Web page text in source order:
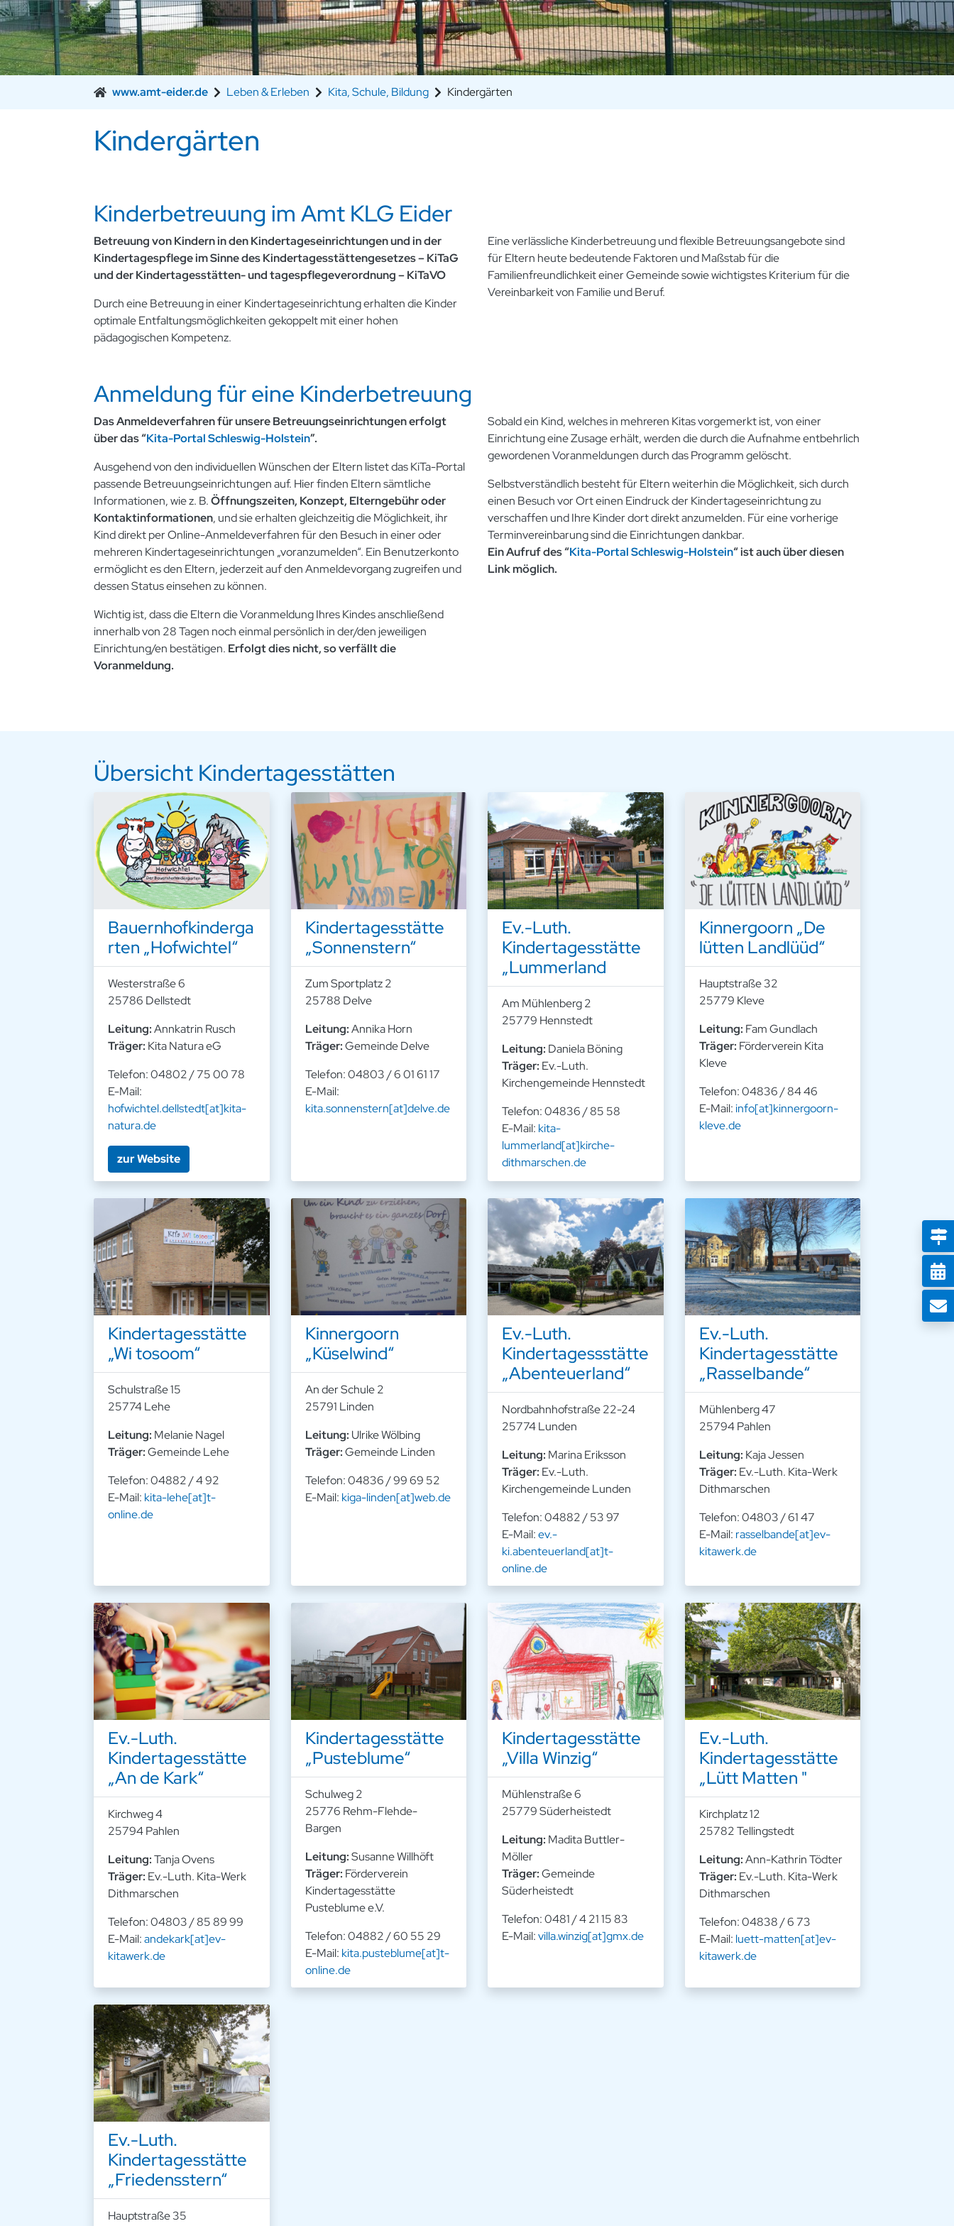
www.amt-eider.de Leben & Erleben Kita, Schule, Bildung Kindergärten
Kindergärten
Kinderbetreuung im Amt KLG Eider
Betreuung von Kindern in den Kindertageseinrichtungen und in der
Kindertagespflege im Sinne des Kindertagesstättengesetzes – KiTaG
und der Kindertagesstätten- und tagespflegeverordnung – KiTaVO
Durch eine Betreuung in einer Kindertageseinrichtung erhalten die Kinder
optimale Entfaltungsmöglichkeiten gekoppelt mit einer hohen
pädagogischen Kompetenz.
Eine verlässliche Kinderbetreuung und flexible Betreuungsangebote sind
für Eltern heute bedeutende Faktoren und Maßstab für die
Familienfreundlichkeit einer Gemeinde sowie wichtigstes Kriterium für die
Vereinbarkeit von Familie und Beruf.
Anmeldung für eine Kinderbetreuung
Das Anmeldeverfahren für unsere Betreuungseinrichtungen erfolgt
über das “Kita-Portal Schleswig-Holstein”.
Ausgehend von den individuellen Wünschen der Eltern listet das KiTa-Portal
passende Betreuungseinrichtungen auf. Hier finden Eltern sämtliche
Informationen, wie z. B.Öffnungszeiten, Konzept, Elterngebühr oder
Kontaktinformationen, und sie erhalten gleichzeitig die Möglichkeit, ihr
Kind direkt per Online-Anmeldeverfahren für den Besuch in einer oder
mehreren Kindertageseinrichtungen „voranzumelden“. Ein Benutzerkonto
ermöglicht es den Eltern, jederzeit auf den Anmeldevorgang zugreifen und
dessen Status einsehen zu können.
Wichtig ist, dass die Eltern die Voranmeldung Ihres Kindes anschließend
innerhalb von 28 Tagen noch einmal persönlich in der/den jeweiligen
Einrichtung/en bestätigen. Erfolgt dies nicht, so verfällt die
Voranmeldung.
Sobald ein Kind, welches in mehreren Kitas vorgemerkt ist, von einer
Einrichtung eine Zusage erhält, werden die durch die Aufnahme entbehrlich
gewordenen Voranmeldungen durch das Programm gelöscht.
Selbstverständlich besteht für Eltern weiterhin die Möglichkeit, sich durch
einen Besuch vor Ort einen Eindruck der Kindertageseinrichtung zu
verschaffen und Ihre Kinder dort direkt anzumelden. Für eine vorherige
Terminvereinbarung sind die Einrichtungen dankbar.
Ein Aufruf des “Kita-Portal Schleswig-Holstein“ ist auch über diesen
Link möglich.
Übersicht Kindertagesstätten
Bauernhofkinderga
rten „Hofwichtel“
Westerstraße 6
25786 Dellstedt
Leitung:Annkatrin Rusch
Träger: Kita Natura eG
Telefon: 04802 / 75 00 78
E-Mail:
hofwichtel.dellstedt[at]kita-
natura.de
zur Website
Kindertagesstätte
„Sonnenstern“
Zum Sportplatz 2
25788 Delve
Leitung:Annika Horn
Träger:Gemeinde Delve
Telefon: 04803 / 6 01 61 17
E-Mail:
kita.sonnenstern[at]delve.de
Ev.-Luth.
Kindertagesstätte
„Lummerland
Am Mühlenberg 2
25779 Hennstedt
Leitung: Daniela Böning
Träger: Ev.-Luth.
Kirchengemeinde Hennstedt
Telefon: 04836 / 85 58
E-Mail: kita-
lummerland[at]kirche-
dithmarschen.de
Kinnergoorn „De
lütten Landlüüd“
Hauptstraße 32
25779 Kleve
Leitung: Fam Gundlach
Träger: Förderverein Kita
Kleve
Telefon: 04836 / 84 46
E-Mail:info[at]kinnergoorn-
kleve.de
Kindertagesstätte
„Wi tosoom“
Schulstraße 15
25774 Lehe
Leitung: Melanie Nagel
Träger:Gemeinde Lehe
Telefon: 04882 / 4 92
E-Mail: kita-lehe[at]t-
online.de
Kinnergoorn
„Küselwind“
An der Schule 2
25791 Linden
Leitung: Ulrike Wölbing
Träger:Gemeinde Linden
Telefon: 04836 / 99 69 52
E-Mail: kiga-linden[at]web.de
Ev.-Luth.
Kindertagessstätte
„Abenteuerland“
Nordbahnhofstraße 22-24
25774 Lunden
Leitung: Marina Eriksson
Träger: Ev.-Luth.
Kirchengemeinde Lunden
Telefon: 04882 / 53 97
E-Mail:ev.-
ki.abenteuerland[at]t-
online.de
Ev.-Luth.
Kindertagesstätte
„Rasselbande“
Mühlenberg 47
25794 Pahlen
Leitung: Kaja Jessen
Träger: Ev.-Luth. Kita-Werk
Dithmarschen
Telefon: 04803 / 61 47
E-Mail: rasselbande[at]ev-
kitawerk.de
Ev.-Luth.
Kindertagesstätte
„An de Kark“
Kirchweg 4
25794 Pahlen
Leitung:Tanja Ovens
Träger: Ev.-Luth. Kita-Werk
Dithmarschen
Telefon: 04803 / 85 89 99
E-Mail:andekark[at]ev-
kitawerk.de
Kindertagesstätte
„Pusteblume“
Schulweg 2
25776 Rehm-Flehde-
Bargen
Leitung:Susanne Willhöft
Träger: Förderverein
Kindertagesstätte
Pusteblume e.V.
Telefon: 04882 / 60 55 29
E-Mail: kita.pusteblume[at]t-
online.de
Kindertagesstätte
„Villa Winzig“
Mühlenstraße 6
25779 Süderheistedt
Leitung: Madita Buttler-
Möller
Träger:Gemeinde
Süderheistedt
Telefon: 0481 / 4 21 15 83
E-Mail:villa.winzig[at]gmx.de
Ev.-Luth.
Kindertagesstätte
„Lütt Matten "
Kirchplatz 12
25782 Tellingstedt
Leitung:Ann-Kathrin Tödter
Träger: Ev.-Luth. Kita-Werk
Dithmarschen
Telefon: 04838 / 6 73
E-Mail: luett-matten[at]ev-
kitawerk.de
Ev.-Luth.
Kindertagesstätte
„Friedensstern“
Hauptstraße 35